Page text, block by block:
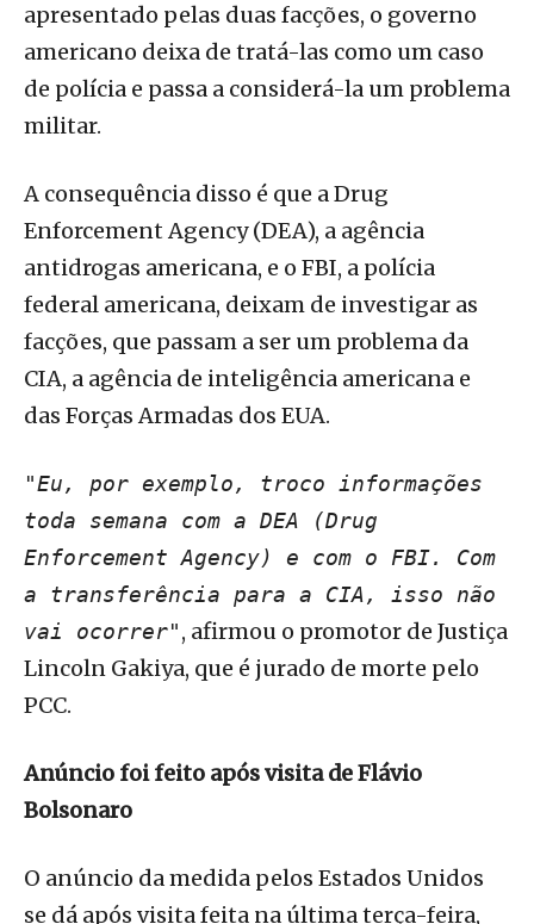
apresentado pelas duas facções, o governo
americano deixa de tratá-las como um caso
de polícia e passa a considerá-la um problema
militar.
A consequência disso é que a Drug
Enforcement Agency (DEA), a agência
antidrogas americana, e o FBI, a polícia
federal americana, deixam de investigar as
facções, que passam a ser um problema da
CIA, a agência de inteligência americana e
das Forças Armadas dos EUA.
"Eu, por exemplo, troco informações
toda semana com a DEA (Drug
Enforcement Agency) e com o FBI. Com
a transferência para a CIA, isso não
vai ocorrer", afirmou o promotor de Justiça
Lincoln Gakiya, que é jurado de morte pelo
PCC.
Anúncio foi feito após visita de Flávio
Bolsonaro
O anúncio da medida pelos Estados Unidos
se dá após visita feita na última terça-feira,